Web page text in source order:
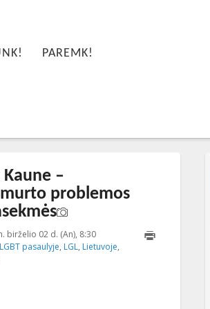
PAREMK!
–
problemos
birželio 02 d. (An), 8:30 2015-11-19T16:25:25+00:00
LGBT pasaulyje, LGL, Lietuvoje,